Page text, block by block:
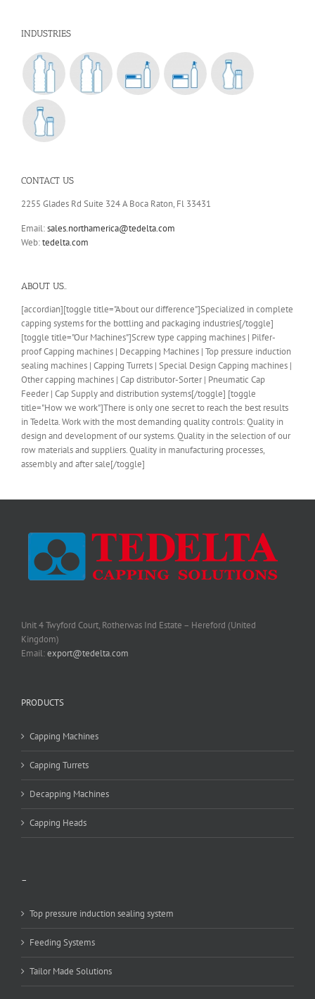
INDUSTRIES
CONTACT US
2255 Glades Rd Suite 324 A Boca Raton, Fl 33431
Email:sales.northamerica@tedelta.com
Web:tedelta.com
ABOUT US..
[accordian][toggle title="About our difference"]Specialized in complete
capping systems for the bottling and packaging industries[/toggle]
[toggle title="Our Machines"]Screw type capping machines | Pilfer-
proof Capping machines | Decapping Machines | Top pressure induction
sealing machines | Capping Turrets | Special Design Capping machines |
Other capping machines | Cap distributor-Sorter | Pneumatic Cap
Feeder | Cap Supply and distribution systems[/toggle] [toggle
title="How we work"]There is only one secret to reach the best results
in Tedelta. Work with the most demanding quality controls: Quality in
design and development of our systems. Quality in the selection of our
row materials and suppliers. Quality in manufacturing processes,
assembly and after sale[/toggle]
Unit 4 Twyford Court, Rotherwas Ind Estate – Hereford (United
Kingdom)
Email:export@tedelta.com
PRODUCTS
Capping Machines
Capping Turrets
Decapping Machines
Capping Heads
–
Top pressure induction sealing system
Feeding Systems
Tailor Made Solutions